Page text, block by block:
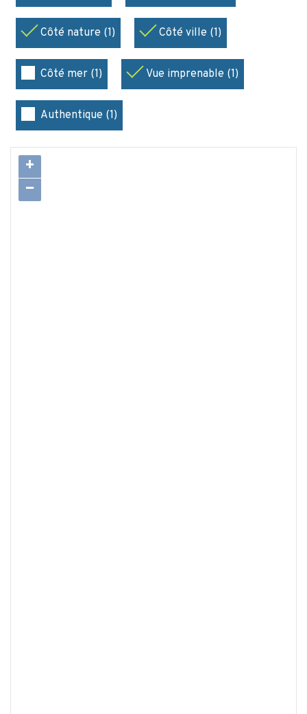
Côté nature (1) Côté ville (1)
Côté mer (1) Vue imprenable (1)
Authentique (1)
+
−